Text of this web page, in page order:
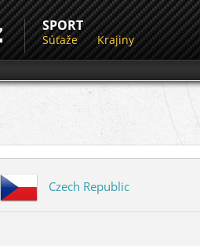
SPORT
Súťaže Krajiny
Czech Republic